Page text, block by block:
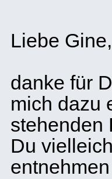
Liebe Gine,
danke für
mich dazu
stehenden
Du